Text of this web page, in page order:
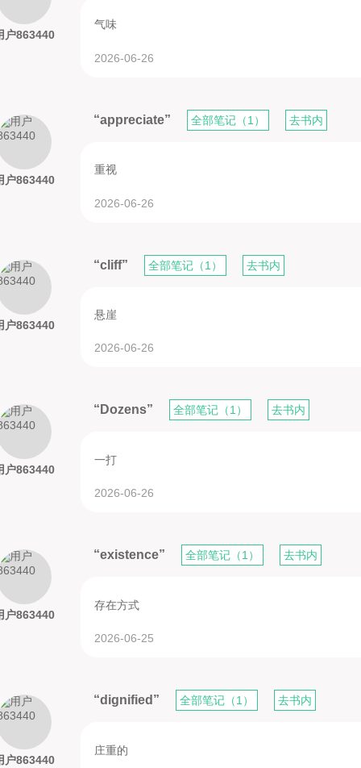
户863440
气味
2026-06-26
户863440
“appreciate” 全部笔记（1） 去书内
重视
2026-06-26
户863440
“cliff” 全部笔记（1） 去书内
悬崖
2026-06-26
户863440
“Dozens” 全部笔记（1） 去书内
一打
2026-06-26
户863440
“existence” 全部笔记（1） 去书内
存在方式
2026-06-25
户863440
“dignified” 全部笔记（1） 去书内
庄重的